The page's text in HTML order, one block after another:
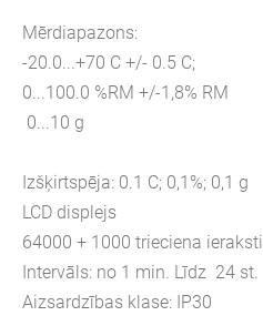
Mērdiapazons:
-20.0...+70 C +/- 0.5 C;
0...100.0 %RM +/-1,8% RM
0...10 g
Izšķirtspēja: 0.1 C; 0,1%; 0,1 g
LCD displejs
64000 + 1000 trieciena ieraksti
Intervāls: no 1 min. Līdz 24 st.
Aizsardzības klase: IP30